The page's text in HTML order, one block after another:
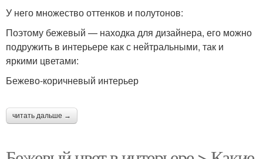
У него множество оттенков и полутонов:
Поэтому бежевый — находка для дизайнера, его можно
подружить в интерьере как с нейтральными, так и
яркими цветами:
Бежево-коричневый интерьер
читать дальше →